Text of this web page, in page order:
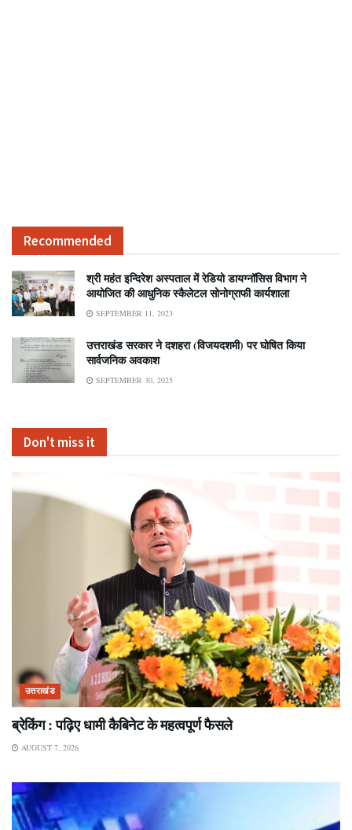
Recommended
श्री महंत इन्दिरेश अस्पताल में रेडियो डायग्नॉसिस विभाग ने
आयोजित की आधुनिक स्कैलेटल सोनोग्राफी कार्यशाला
SEPTEMBER 11, 2023
उत्तराखंड सरकार ने दशहरा (विजयदशमी) पर घोषित किया
सार्वजनिक अवकाश
SEPTEMBER 30, 2025
Don't miss it
उत्तराखंड
ब्रेकिंग : पढ़िए धामी कैबिनेट के महत्वपूर्ण फैसले
AUGUST 7, 2026